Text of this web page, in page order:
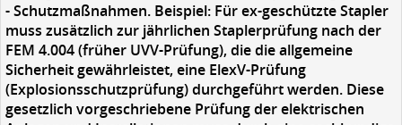
- Schutzmaßnahmen. Beispiel: Für ex-geschützte Stapler
muss zusätzlich zur jährlichen Staplerprüfung nach der
FEM 4.004 (früher UVV-Prüfung), die die allgemeine
Sicherheit gewährleistet, eine ElexV-Prüfung
(Explosionsschutzprüfung) durchgeführt werden. Diese
gesetzlich vorgeschriebene Prüfung der elektrischen